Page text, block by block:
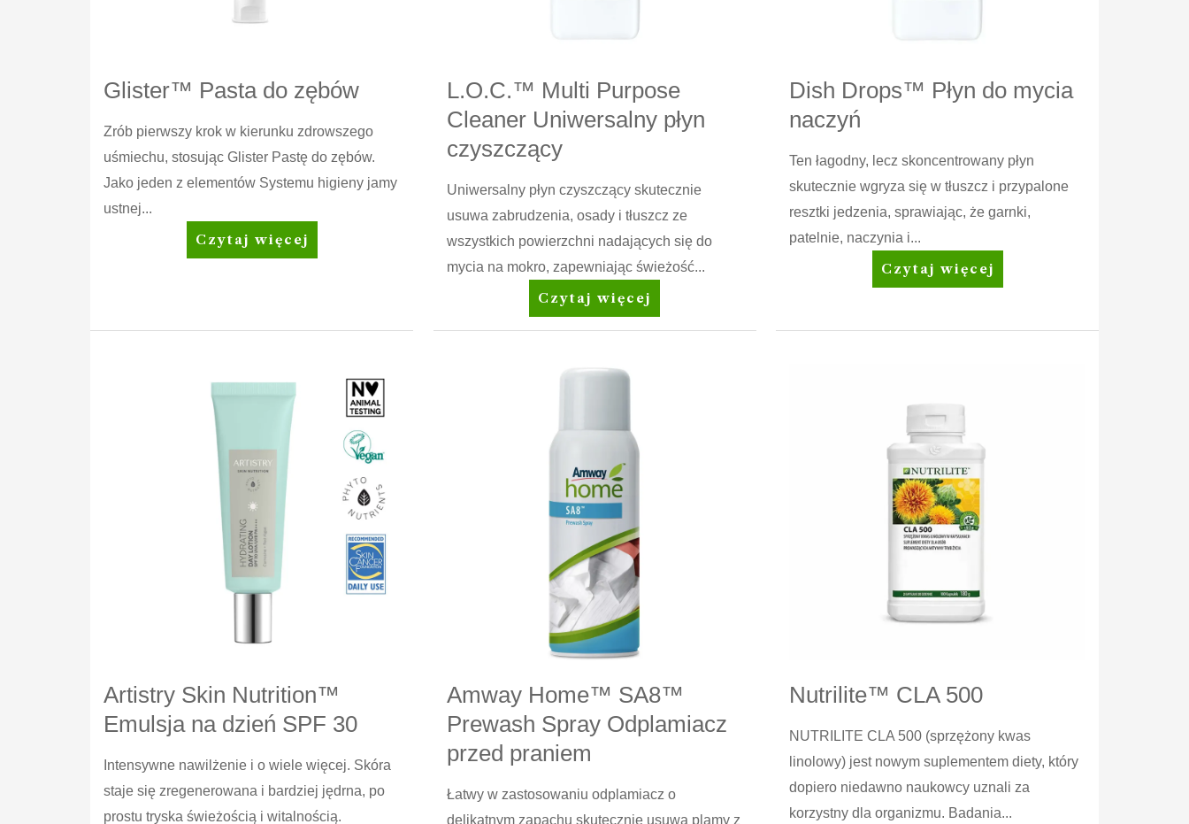
Glister™ Pasta do zębów
Zrób pierwszy krok w kierunku zdrowszego
uśmiechu, stosując Glister Pastę do zębów.
Jako jeden z elementów Systemu higieny jamy
ustnej...
Glister™
Pasta
Czytaj więcej
L.O.C.™ Multi Purpose
Cleaner Uniwersalny płyn
czyszczący
Uniwersalny płyn czyszczący skutecznie
usuwa zabrudzenia, osady i tłuszcz ze
wszystkich powierzchni nadających się do
mycia na mokro, zapewniając świeżość...
L.O.C.™
Multi
czyszczący
Czytaj więcej
Dish Drops™ Płyn do mycia
naczyń
Ten łagodny, lecz skoncentrowany płyn
skutecznie wgryza się w tłuszcz i przypalone
resztki jedzenia, sprawiając, że garnki,
patelnie, naczynia i...
Dish
Drops™
Czytaj więcej
Artistry Skin Nutrition™
Emulsja na dzień SPF 30
Intensywne nawilżenie i o wiele więcej. Skóra
staje się zregenerowana i bardziej jędrna, po
prostu tryska świeżością i witalnością.
Amway Home™ SA8™
Prewash Spray Odplamiacz
przed praniem
Łatwy w zastosowaniu odplamiacz o
delikatnym zapachu skutecznie usuwa plamy z
Nutrilite™ CLA 500
NUTRILITE CLA 500 (sprzężony kwas
linolowy) jest nowym suplementem diety, który
dopiero niedawno naukowcy uznali za
korzystny dla organizmu. Badania...